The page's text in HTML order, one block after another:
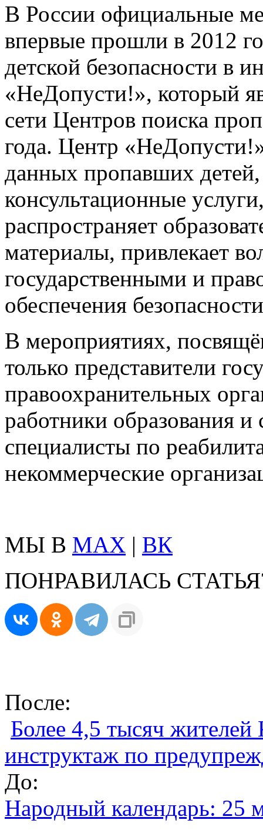
В России официальные
впервые прошли в 2012
детской безопасности в
«НеДопусти!», который
сети Центров поиска
года. Центр
данных пропавших детей,
консультационные
распространяет
материалы, привлекает
государственными и
обеспечения
В мероприятиях,
только представители
правоохранительных
работники образования
специалисты по
некоммерческие
МЫ В MAX | ВК
ПОНРАВИЛАСЬ
После:
Более 4,5 тысяч
инструктаж по
До:
Народный календарь: 25